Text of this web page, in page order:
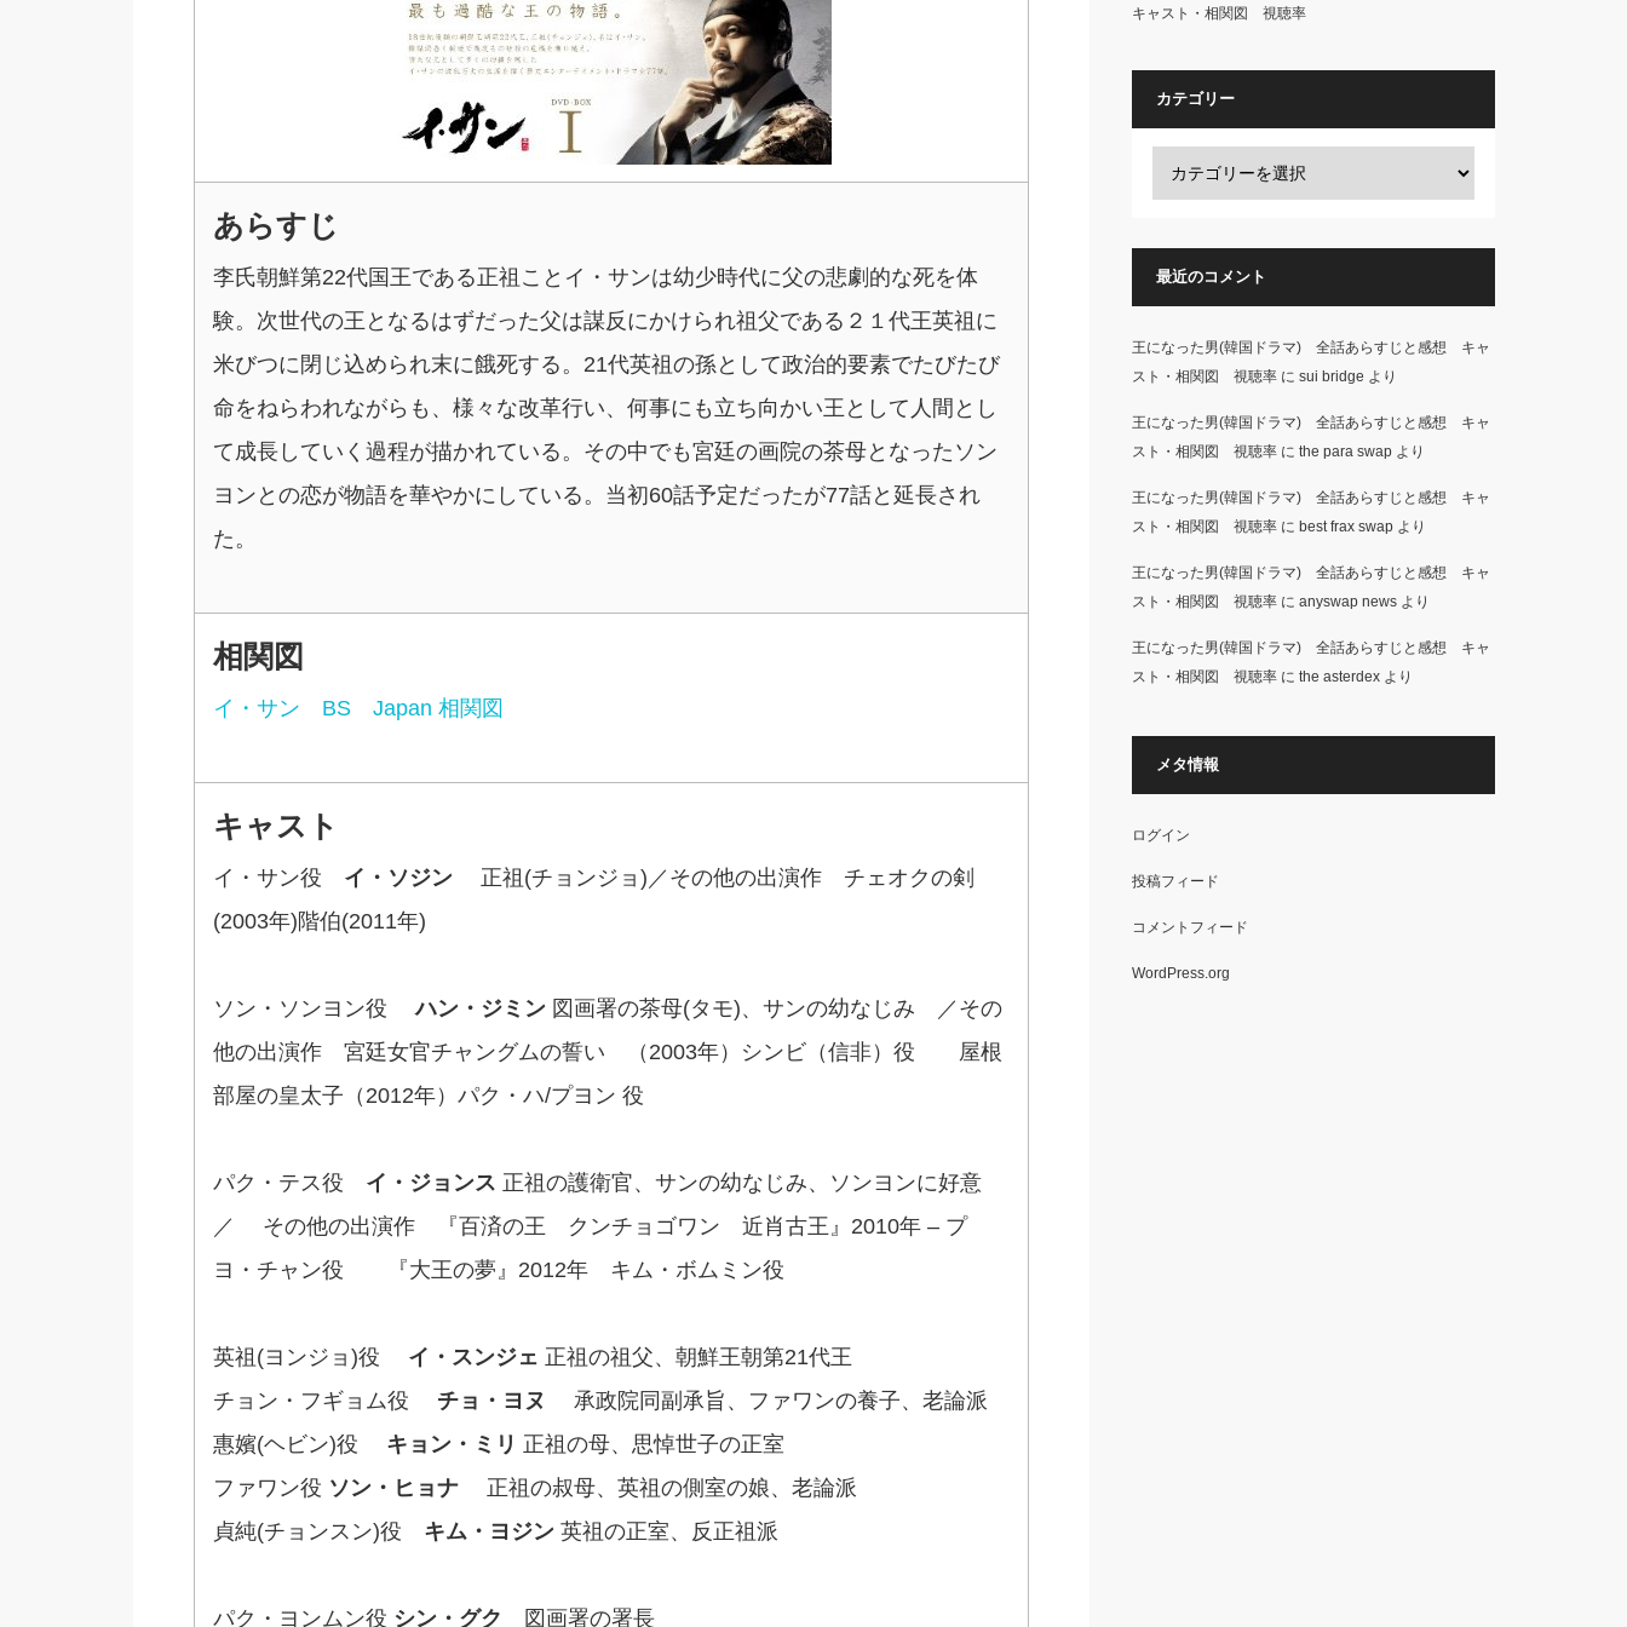
あらすじ
李氏朝鮮第22代国王である正祖ことイ・サンは幼少時代に父の悲劇的な死を体
験。次世代の王となるはずだった父は謀反にかけられ祖父である２１代王英祖に
米びつに閉じ込められ末に餓死する。21代英祖の孫として政治的要素でたびたび
命をねらわれながらも、様々な改革行い、何事にも立ち向かい王として人間とし
て成長していく過程が描かれている。その中でも宮廷の画院の茶母となったソン
ヨンとの恋が物語を華やかにしている。当初60話予定だったが77話と延長され
た。
相関図
イ・サン BS Japan 相関図
キャスト
イ・サン役 イ・ソジン正祖(チョンジョ)／その他の出演作 チェオクの剣
(2003年)階伯(2011年)
ソン・ソンヨン役ハン・ジミン図画署の茶母(タモ)、サンの幼なじみ ／その
他の出演作 宮廷女官チャングムの誓い （2003年）シンビ（信非）役 屋根
部屋の皇太子（2012年）パク・ハ/プヨン 役
パク・テス役 イ・ジョンス 正祖の護衛官、サンの幼なじみ、ソンヨンに好意
／ その他の出演作 『百済の王 クンチョゴワン 近肖古王』2010年 – プ
ヨ・チャン役 『大王の夢』2012年 キム・ボムミン役
英祖(ヨンジョ)役 イ・スンジェ 正祖の祖父、朝鮮王朝第21代王
チョン・フギョム役 チョ・ヨヌ 承政院同副承旨、ファワンの養子、老論派
惠嬪(ヘビン)役 キョン・ミリ 正祖の母、思悼世子の正室
ファワン役 ソン・ヒョナ正祖の叔母、英祖の側室の娘、老論派
貞純(チョンスン)役 キム・ヨジン英祖の正室、反正祖派
パク・ヨンムン役 シン・グク 図画署の署長
キャスト・相関図 視聴率
カテゴリー
最近のコメント
王になった男(韓国ドラマ) 全話あらすじと感想 キャ
スト・相関図 視聴率に sui bridge より
王になった男(韓国ドラマ) 全話あらすじと感想 キャ
スト・相関図 視聴率に the para swapより
王になった男(韓国ドラマ) 全話あらすじと感想 キャ
スト・相関図 視聴率に best frax swapより
王になった男(韓国ドラマ) 全話あらすじと感想 キャ
スト・相関図 視聴率に anyswap newsより
王になった男(韓国ドラマ) 全話あらすじと感想 キャ
スト・相関図 視聴率に the asterdexより
メタ情報
ログイン
投稿フィード
コメントフィード
WordPress.org